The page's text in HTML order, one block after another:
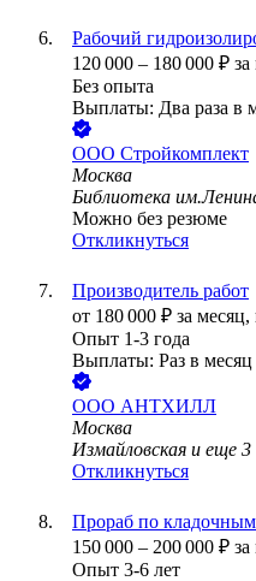
Рабочий
120 000 – 180 000 ₽ за
Без опыта
Выплаты: Два раза в
ООО Стройкомплект
Москва
Библиотека
Можно без резюме
Откликнуться
Производитель работ
от 180 000 ₽ за месяц,
Опыт 1-3 года
Выплаты: Раз в месяц
ООО АНТХИЛЛ
Москва
Измайловская и еще 3
Откликнуться
Прораб по
150 000 – 200 000 ₽ за
Опыт 3-6 лет